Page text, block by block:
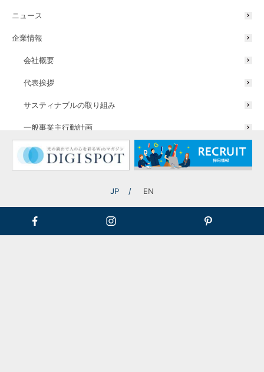
ニュース
企業情報
会社概要
代表挨拶
サスティナブルの取り組み
一般事業主行動計画
JP EN
屋外に取り付けられますか？
どうやって取り付ければいいですか？